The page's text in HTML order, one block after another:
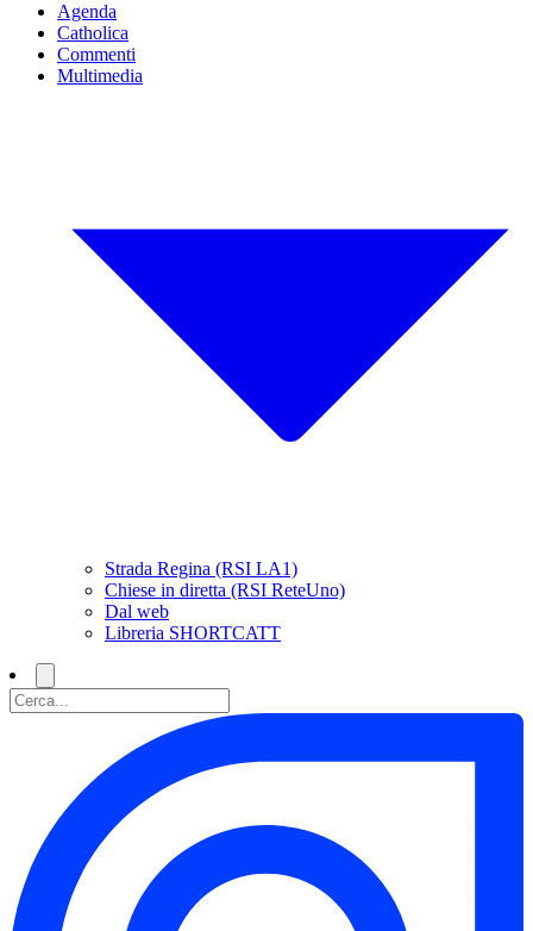
Agenda
Catholica
Commenti
Multimedia
Strada Regina (RSI LA1)
Chiese in diretta (RSI ReteUno)
Dal web
Libreria SHORTCATT